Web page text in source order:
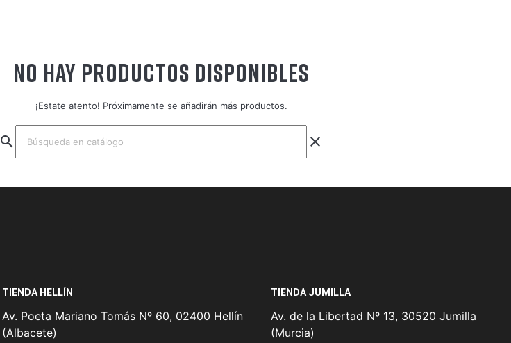
NO HAY PRODUCTOS DISPONIBLES
¡Estate atento! Próximamente se añadirán más productos.
search clear
TIENDA HELLÍN
Av. Poeta Mariano Tomás Nº 60, 02400 Hellín
(Albacete)
TIENDA JUMILLA
Av. de la Libertad Nº 13, 30520 Jumilla
(Murcia)